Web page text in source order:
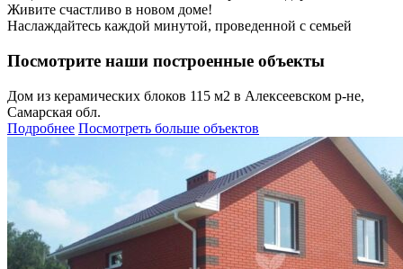
Живите счастливо в новом доме!
Наслаждайтесь каждой минутой, проведенной с семьей
Посмотрите наши построенные объекты
Дом из керамических блоков 115 м2 в Алексеевском р-не,
Самарская обл.
Подробнее Посмотреть больше объектов